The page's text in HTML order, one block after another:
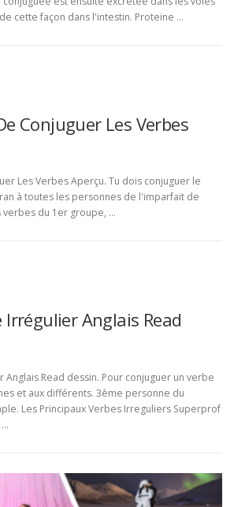
cette façon dans l'intestin. Proteine …
Conjuguer Les Verbes
Les Verbes Aperçu. Tu dois conjuguer le
à toutes les personnes de l'imparfait de
verbes du 1er groupe, …
Irrégulier Anglais Read
Anglais Read dessin. Pour conjuguer un verbe
et aux différents. 3ème personne du
Les Principaux Verbes Irreguliers Superprof